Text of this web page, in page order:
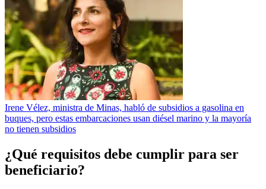
Irene Vélez, ministra de Minas, habló de subsidios a gasolina en
buques, pero estas embarcaciones usan diésel marino y la mayoría
no tienen subsidios
¿Qué requisitos debe cumplir para ser
beneficiario?